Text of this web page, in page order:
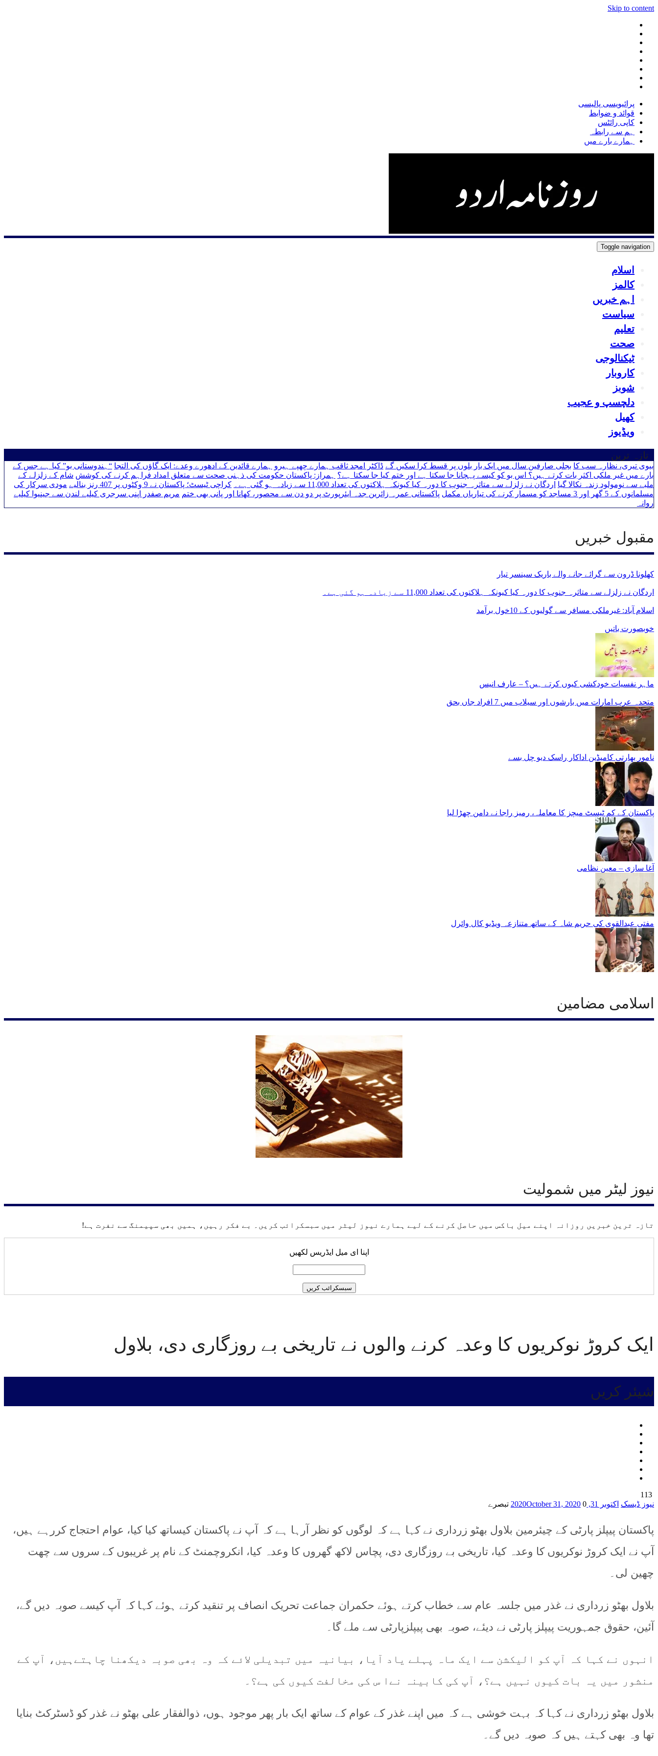
Skip to content
پرائیویسی پالیسی
قوائد و ضوابط
کاپی رائٹس
ہم سے رابطہ
ہمارے بارے میں
Toggle navigation
اسلام
کالمز
اہم خبریں
سیاست
تعلیم
صحت
ٹیکنالوجی
کاروبار
شوبز
دلچسپ و عجیب
کھیل
ویڈیوز
تازہ ترین
بیوی تیری، نظارہ سب کا بجلی صارفین سال میں ایک بار بلوں پر قسط کرا سکیں گے ڈاکٹر امجد ثاقب ہمارے چھپے ہیرو ہمارے قائدین کے ادھورے وعدے: ایک گاؤں کی التجا “ہندوستانی بو” کیا ہے جس کے
بارے میں غیر ملکی اکثر بات کرتے ہیں؟ اس بو کو کیسے پہچانا جا سکتا ہے اور ختم کیا جا سکتا ہے؟ ہمراز: پاکستان حکومت کی ذہنی صحت سے متعلق امداد فراہم کرنے کی کوشش شام کے زلزلے کے
ملبے سے نومولود زندہ نکالا گیا اردگان نے زلزلے سے متاثرہ جنوب کا دورہ کیا کیونکہ ہلاکتوں کی تعداد 11,000 سے زیادہ ہو گئی ہے۔ کراچی ٹیسٹ؛ پاکستان نے 9 وکٹوں پر 407 رنز بنالیے
مودی سرکار کی
مسلمانوں کے 5 گھر اور 3 مساجد کو مسمار کرنے کی تیاریاں مکمل
پاکستانی عمرہ زائرین جدہ ایئرپورٹ پر دو دن سے محصور، کھانا اور پانی بھی ختم مریم صفدر اپنی سرجری کیلیے لندن سے جینیوا کیلیے
روانہ
مقبول خبریں
کھلونا ڈرون سے گرائے جانے والے باریک سینسر تیار
اردگان نے زلزلے سے متاثرہ جنوب کا دورہ کیا کیونکہ ہلاکتوں کی تعداد 11,000 سے زیادہ ہو گئی ہے۔
اسلام آباد: غیرملکی مسافر سے گولیوں کے 10خول برآمد
خوبصورت باتیں
ماہر نفسیات خودکشی کیوں کرتے ہیں؟ – عارف انیس
متحدہ عرب امارات میں بارشوں اور سیلاب میں 7 افراد جاں بحق
نامور بھارتی کامیڈین اداکار راسک دیو چل بسے
پاکستان کے کم ٹیسٹ میچز کا معاملہ، رمیز راجا نے دامن چھڑا لیا
آغا سازی – معین نظامی
مفتی عبدالقوی کی حریم شاہ کے ساتھ متنازعہ ویڈیو کال وائرل
اسلامی مضامین
نیوز لیٹر میں شمولیت
تازہ ترین خبریں روزانہ اپنے میل باکس میں حاصل کرنے کے لیے ہمارے نیوز لیٹر میں سبسکرائب کریں۔ بے فکر رہیں، ہمیں بھی سپیمنگ سے نفرت ہے!
اپنا ای میل ایڈریس لکھیں
ایک کروڑ نوکریوں کا وعدہ کرنے والوں نے تاریخی بے روزگاری دی، بلاول
شیئر کریں
113
نیوز ڈیسک اکتوبر 31, 2020 October 31, 2020 0 تبصرے
پاکستان پیپلز پارٹی کے چیئرمین بلاول بھٹو زرداری نے کہا ہے کہ لوگوں کو نظر آرہا ہے کہ آپ نے پاکستان کیساتھ کیا کیا، عوام احتجاج کررہے ہیں،
آپ نے ایک کروڑ نوکریوں کا وعدہ کیا، تاریخی بے روزگاری دی، پچاس لاکھ گھروں کا وعدہ کیا، انکروچمنٹ کے نام پر غریبوں کے سروں سے چھت
چھین لی۔
بلاول بھٹو زرداری نے غذر میں جلسہ عام سے خطاب کرتے ہوئے حکمران جماعت تحریک انصاف پر تنقید کرتے ہوئے کہا کہ آپ کیسے صوبہ دیں گے،
آئین، حقوق جمہوریت پیپلز پارٹی نے ديئے، صوبہ بھی پیپلزپارٹی سے ملے گا۔
انہوں نے کہا کہ آپ کو الیکشن سے ایک ماہ پہلے یاد آیا، بیانیہ میں تبدیلی لائے کہ وہ بھی صوبہ دیکھنا چاہتےہیں، آپ کے
منشور میں یہ بات کیوں نہيں ہے؟، آپ کی کابینہ نےا س کی مخالفت کیوں کی ہے؟۔
بلاول بھٹو زرداری نے کہا کہ بہت خوشی ہے کہ میں اپنے غذر کے عوام کے ساتھ ایک بار پھر موجود ہوں، ذوالفقار علی بھٹو نے غذر کو ڈسٹرکٹ بنایا
تھا وہ بھی کہتے ہیں کہ صوبہ دیں گے۔